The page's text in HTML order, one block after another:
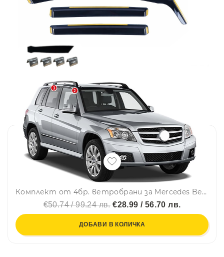
Комплект от 4бр. ветробрани за Mercedes Benz GLK X204 2008-2015
€50.74 / 99.24 лв.€28.99 / 56.70 лв.
ДОБАВИ В КОЛИЧКА